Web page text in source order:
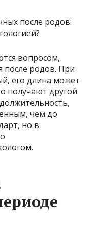
вопросом,
после родов. При
его длина может
получают другой
чем до
но в